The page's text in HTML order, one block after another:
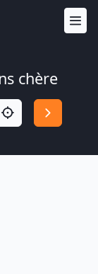
chère